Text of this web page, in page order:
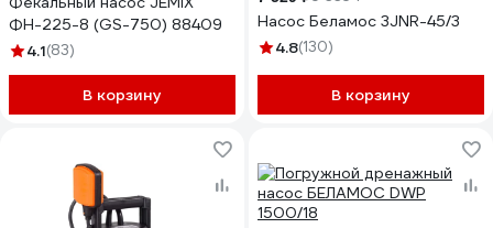
ФН-225-8 (GS-750) 88409
4.1(83)
В корзину
Насос Беламос 3JNR-45/3
4.8(130)
В корзину